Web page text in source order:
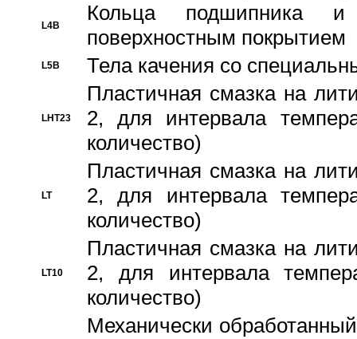
L4B
Кольца подшипника
поверхностным покрытием
L5B Тела качения со
LHT23
Пластичная смазка на
2, для интервала
количество)
LT
Пластичная смазка на
2, для интервала
количество)
LT10
Пластичная смазка на
2, для интервала
количество)
Механически